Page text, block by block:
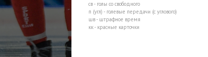
св - голы со свободного
п (угл) - голевые передачи (с углового)
шв - штрафное время
кк - красные карточки